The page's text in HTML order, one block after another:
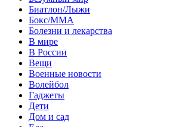
Биатлон/Лыжи
Бокс/MMA
Болезни и лекарства
В мире
В России
Вещи
Военные новости
Волейбол
Гаджеты
Дети
Дом и сад